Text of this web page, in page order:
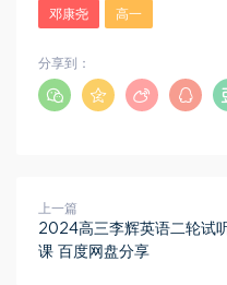
邓康尧 高一
分享到：
上一篇
2024高三李辉英语二轮试
课 百度网盘分享